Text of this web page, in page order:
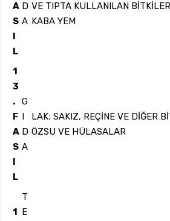
A
S
L
D
A
VE TIPTA KULLANILAN
KABA YEM
1
3
.
F
A
S
L
G
D
A
LAK; SAKIZ, REÇİNE VE DİĞER
ÖZSU VE HÜLASALAR
1
T
E